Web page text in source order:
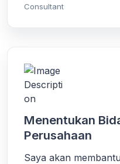
Consultant
Menentukan
Perusahaan
Saya akan